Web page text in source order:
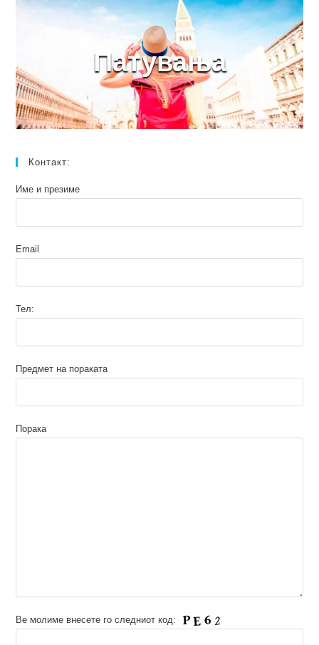
Патувања
Контакт:
Име и презиме
Email
Тел:
Предмет на пораката
Порака
Ве молиме внесете го следниот код: